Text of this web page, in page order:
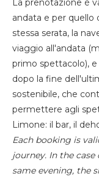
La prenotazione è
andata e per quello
stessa serata, la
viaggio all'andata
primo spettacolo),
dopo la fine
sostenibile, che
permettere agli
Limone: il bar, il
Each booking is
journey. In the
same evening, the